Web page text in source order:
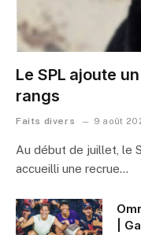
Le SPL ajoute
rangs
Faits divers 9 août
Au début de juillet, le
accueilli une recrue…
|